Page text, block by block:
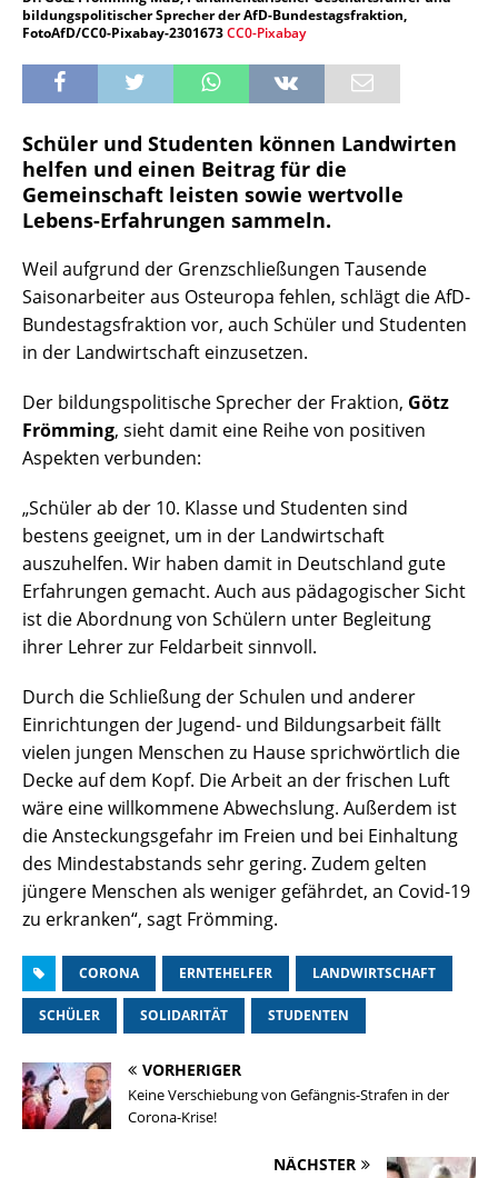
bildungspolitischer Sprecher der AfD-Bundestagsfraktion,
FotoAfD/CC0-Pixabay-2301673CC0-Pixabay
Schüler und Studenten können Landwirten
helfen und einen Beitrag für die
Gemeinschaft leisten sowie wertvolle
Lebens-Erfahrungen sammeln.
Weil aufgrund der Grenzschließungen Tausende
Saisonarbeiter aus Osteuropa fehlen, schlägt die AfD-
Bundestagsfraktion vor, auch Schüler und Studenten
in der Landwirtschaft einzusetzen.
Der bildungspolitische Sprecher der Fraktion, Götz
Frömming, sieht damit eine Reihe von positiven
Aspekten verbunden:
„Schüler ab der 10. Klasse und Studenten sind
bestens geeignet, um in der Landwirtschaft
auszuhelfen. Wir haben damit in Deutschland gute
Erfahrungen gemacht. Auch aus pädagogischer Sicht
ist die Abordnung von Schülern unter Begleitung
ihrer Lehrer zur Feldarbeit sinnvoll.
Durch die Schließung der Schulen und anderer
Einrichtungen der Jugend- und Bildungsarbeit fällt
vielen jungen Menschen zu Hause sprichwörtlich die
Decke auf dem Kopf. Die Arbeit an der frischen Luft
wäre eine willkommene Abwechslung. Außerdem ist
die Ansteckungsgefahr im Freien und bei Einhaltung
des Mindestabstands sehr gering. Zudem gelten
jüngere Menschen als weniger gefährdet, an Covid-19
zu erkranken“, sagt Frömming.
CORONA ERNTEHELFER LANDWIRTSCHAFT
SCHÜLER SOLIDARITÄT STUDENTEN
VORHERIGER
Keine Verschiebung von Gefängnis-Strafen in der
Corona-Krise!
NÄCHSTER